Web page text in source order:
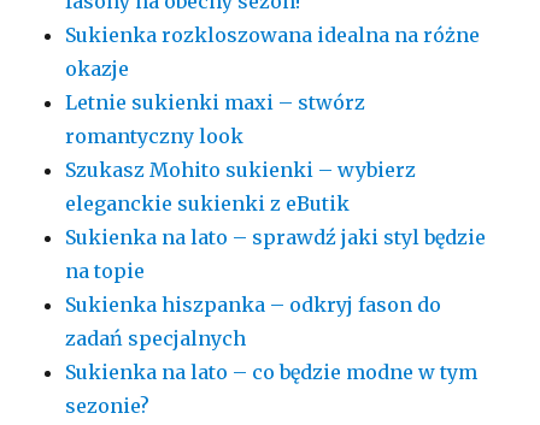
Sukienka rozkloszowana idealna na różne
okazje
Letnie sukienki maxi – stwórz
romantyczny look
Szukasz Mohito sukienki – wybierz
eleganckie sukienki z eButik
Sukienka na lato – sprawdź jaki styl będzie
na topie
Sukienka hiszpanka – odkryj fason do
zadań specjalnych
Sukienka na lato – co będzie modne w tym
sezonie?